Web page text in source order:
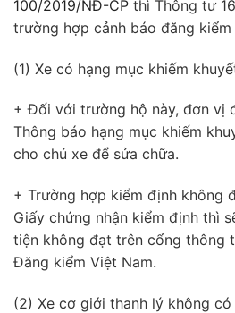
100/2019/NĐ-CP thì Thông tư
trường hợp cảnh báo đăng kiểm
(1) Xe có hạng mục khiếm
+ Đối với trường hộ này, đơn vị
Thông báo hạng mục khiếm
cho chủ xe để sửa chữa.
+ Trường hợp kiểm định không
Giấy chứng nhận kiểm định thì
tiện không đạt trên cổng thông
Đăng kiểm Việt Nam.
(2) Xe cơ giới thanh lý không